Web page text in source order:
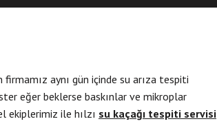
aynı gün içinde su arıza tespiti
eğer beklerse baskınlar ve mikroplar
ekiplerimiz ile hılzı su kaçağı tespiti servisi